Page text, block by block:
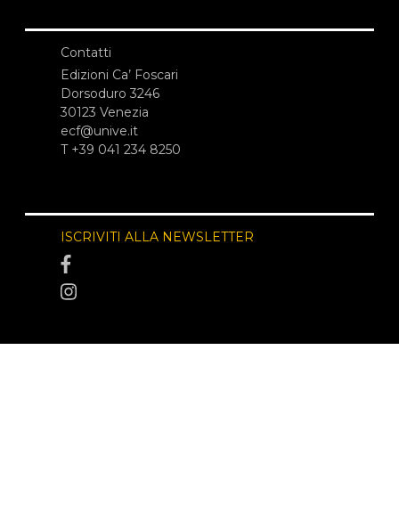
Contatti
Edizioni Ca’ Foscari
Dorsoduro 3246
30123 Venezia
ecf@unive.it
T +39 041 234 8250
ISCRIVITI ALLA NEWSLETTER